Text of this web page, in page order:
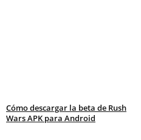
Cómo descargar la beta de Rush
Wars APK para Android